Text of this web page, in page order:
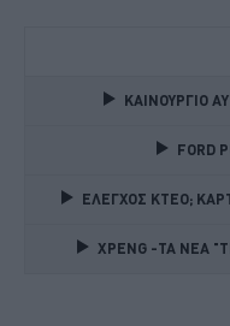
ΚΑΙΝΟΥΡΓΙΟ
FORD
ΕΛΕΓΧΟΣ ΚΤΕΟ;
XPENG -ΤΑ ΝΕΑ